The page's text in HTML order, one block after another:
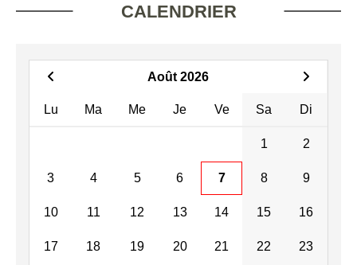
CALENDRIER
Août 2026
Lu Ma Me Je Ve Sa Di
1 2
3 4 5 6 7 8 9
10 11 12 13 14 15 16
17 18 19 20 21 22 23